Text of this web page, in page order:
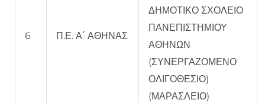
6 Π.Ε. Α΄ ΑΘΗΝΑΣ
ΔΗΜΟΤΙΚΟ ΣΧΟΛΕΙΟ
ΠΑΝΕΠΙΣΤΗΜΙΟΥ
ΑΘΗΝΩΝ
(ΣΥΝΕΡΓΑΖΟΜΕΝΟ
ΟΛΙΓΟΘΕΣΙΟ)
(ΜΑΡΑΣΛΕΙΟ)